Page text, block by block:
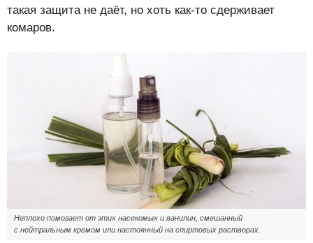
такая защита не даёт, но хоть как-то сдерживает
комаров.
Неплохо помогает от этих насекомых и ванилин, смешанный
с нейтральным кремом или настоянный на спиртовых растворах.